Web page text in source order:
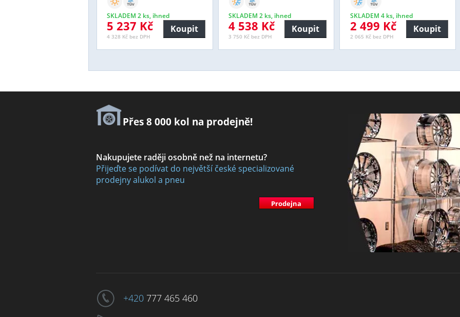
SKLADEM 2 ks, ihned
5 237 Kč
4 328 Kč bez DPH
Koupit
SKLADEM 2 ks, ihned
4 538 Kč
3 750 Kč bez DPH
Koupit
SKLADEM 4 ks, ihned
2 499 Kč
2 065 Kč bez DPH
Koupit
Přes 8 000 kol na prodejně!
Nakupujete raději osobně než na internetu?
Přijeďte se podívat do největší české specializované
prodejny alukol a pneu
Prodejna
+420 777 465 460